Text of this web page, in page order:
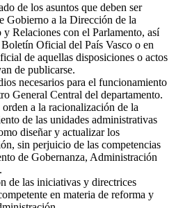
de los asuntos que deben ser
Gobierno a la Dirección de la
Relaciones con el Parlamento, así
Oficial del País Vasco o en
de aquellas disposiciones o actos
de publicarse.
necesarios para el funcionamiento
General Central del departamento.
a la racionalización de la
de las unidades administrativas
diseñar y actualizar los
sin perjuicio de las competencias
de Gobernanza, Administración
de las iniciativas y directrices
en materia de reforma y